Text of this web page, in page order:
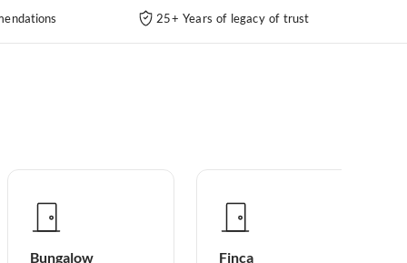
25+ Years of legacy of trust
Bungalow Finca